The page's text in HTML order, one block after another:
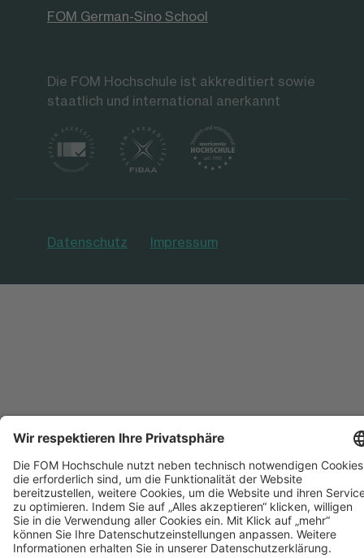
FOM German-Sino School
Die FOM Hochschule ist akkreditiert sowie
staatlich und international anerkannt
Datenschutz Impressum